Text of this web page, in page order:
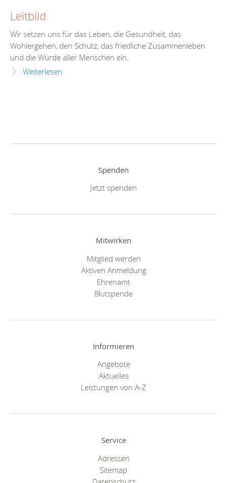
Leitbild
Wir setzen uns für das Leben, die Gesundheit, das
Wohlergehen, den Schutz, das friedliche Zusammenleben
und die Würde aller Menschen ein.
Weiterlesen
Spenden
Jetzt spenden
Mitwirken
Mitglied werden
Aktiven Anmeldung
Ehrenamt
Blutspende
Informieren
Angebote
Aktuelles
Leistungen von A-Z
Service
Adressen
Sitemap